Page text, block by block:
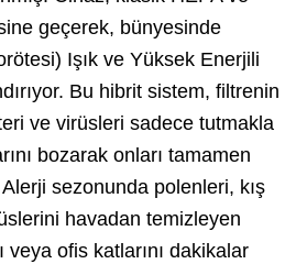
geçerek, bünyesinde
Işık ve Yüksek Enerjili
Bu hibrit sistem, filtrenin
ve virüsleri sadece tutmakla
bozarak onları tamamen
sezonunda polenleri, kış
havadan temizleyen
veya ofis katlarını dakikalar